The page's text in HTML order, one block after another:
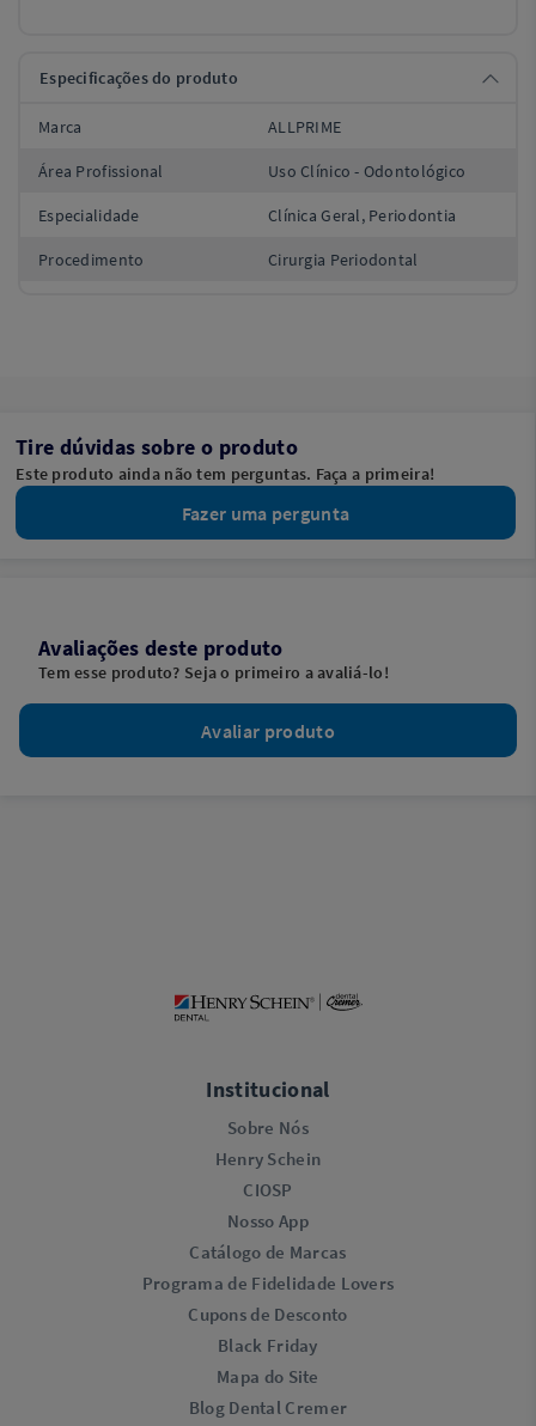
Especificações do produto
Marca ALLPRIME
Área Profissional Uso Clínico - Odontológico
Especialidade Clínica Geral, Periodontia
Procedimento Cirurgia Periodontal
Tire dúvidas sobre o produto
Este produto ainda não tem perguntas. Faça a primeira!
Fazer uma pergunta
Avaliações deste produto
Tem esse produto? Seja o primeiro a avaliá-lo!
Avaliar produto
Institucional
Sobre Nós
Henry Schein
CIOSP
Nosso App
Catálogo de Marcas
Programa de Fidelidade Lovers​
Cupons de Desconto
Black Friday
Mapa do Site
Blog Dental Cremer